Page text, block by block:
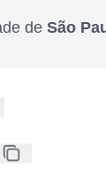
de São